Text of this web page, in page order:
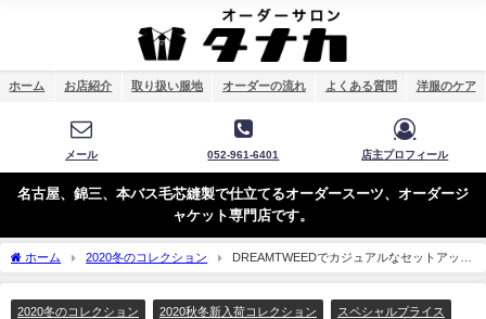
ホーム お店紹介 取り扱い服地 オーダーの流れ よくある質問 洋服のケア
メール 052-961-6401 店主プロフィール
名古屋、錦三、本バス毛芯縫製で仕立てるオーダースーツ、オーダージ
ャケット専門店です。
ホーム 2020冬のコレクション
DREAMTWEEDでカジュアルなセットアップ
スーツはいかが？(2020/9/1）
2020冬のコレクション 2020秋冬新入荷コレクション スペシャルプライス